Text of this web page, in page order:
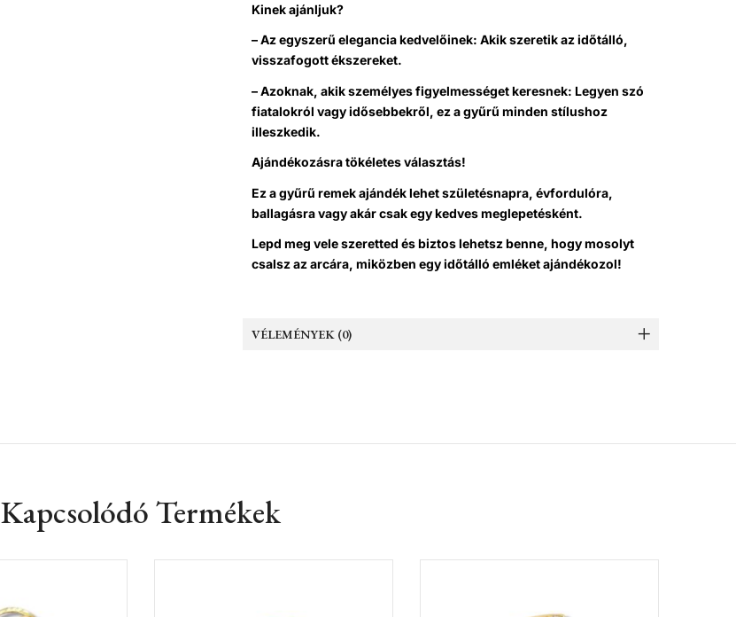
Kinek ajánljuk?
– Az egyszerű elegancia kedvelőinek: Akik szeretik az időtálló,
visszafogott ékszereket.
– Azoknak, akik személyes figyelmességet keresnek: Legyen szó
fiatalokról vagy idősebbekről, ez a gyűrű minden stílushoz
illeszkedik.
Ajándékozásra tökéletes választás!
Ez a gyűrű remek ajándék lehet születésnapra, évfordulóra,
ballagásra vagy akár csak egy kedves meglepetésként.
Lepd meg vele szeretted ésbiztos lehetsz benne, hogy mosolyt
csalsz az arcára, miközben egy időtálló emléket ajándékozol!
VÉLEMÉNYEK (0)
Kapcsolódó Termékek